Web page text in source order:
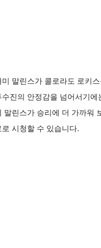
말린스가 콜로라도 로키
진의 안정감을 넘어서기
말린스가 승리에 더 가까워
시청할 수 있습니다.